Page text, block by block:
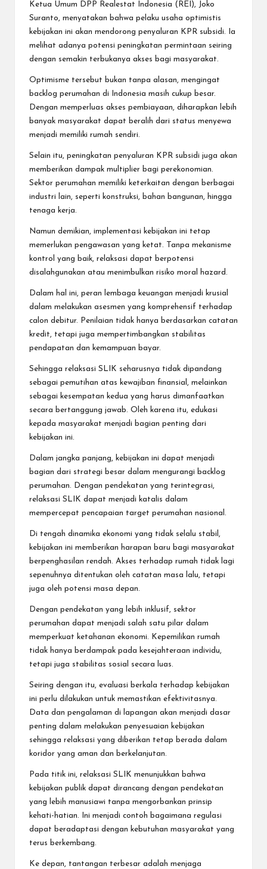
Ketua Umum DPP Realestat Indonesia (REI), Joko
Suranto, menyatakan bahwa pelaku usaha optimistis
kebijakan ini akan mendorong penyaluran KPR subsidi. Ia
melihat adanya potensi peningkatan permintaan seiring
dengan semakin terbukanya akses bagi masyarakat.
Optimisme tersebut bukan tanpa alasan, mengingat
backlog perumahan di Indonesia masih cukup besar.
Dengan memperluas akses pembiayaan, diharapkan lebih
banyak masyarakat dapat beralih dari status menyewa
menjadi memiliki rumah sendiri.
Selain itu, peningkatan penyaluran KPR subsidi juga akan
memberikan dampak multiplier bagi perekonomian.
Sektor perumahan memiliki keterkaitan dengan berbagai
industri lain, seperti konstruksi, bahan bangunan, hingga
tenaga kerja.
Namun demikian, implementasi kebijakan ini tetap
memerlukan pengawasan yang ketat. Tanpa mekanisme
kontrol yang baik, relaksasi dapat berpotensi
disalahgunakan atau menimbulkan risiko moral hazard.
Dalam hal ini, peran lembaga keuangan menjadi krusial
dalam melakukan asesmen yang komprehensif terhadap
calon debitur. Penilaian tidak hanya berdasarkan catatan
kredit, tetapi juga mempertimbangkan stabilitas
pendapatan dan kemampuan bayar.
Sehingga relaksasi SLIK seharusnya tidak dipandang
sebagai pemutihan atas kewajiban finansial, melainkan
sebagai kesempatan kedua yang harus dimanfaatkan
secara bertanggung jawab. Oleh karena itu, edukasi
kepada masyarakat menjadi bagian penting dari
kebijakan ini.
Dalam jangka panjang, kebijakan ini dapat menjadi
bagian dari strategi besar dalam mengurangi backlog
perumahan. Dengan pendekatan yang terintegrasi,
relaksasi SLIK dapat menjadi katalis dalam
mempercepat pencapaian target perumahan nasional.
Di tengah dinamika ekonomi yang tidak selalu stabil,
kebijakan ini memberikan harapan baru bagi masyarakat
berpenghasilan rendah. Akses terhadap rumah tidak lagi
sepenuhnya ditentukan oleh catatan masa lalu, tetapi
juga oleh potensi masa depan.
Dengan pendekatan yang lebih inklusif, sektor
perumahan dapat menjadi salah satu pilar dalam
memperkuat ketahanan ekonomi. Kepemilikan rumah
tidak hanya berdampak pada kesejahteraan individu,
tetapi juga stabilitas sosial secara luas.
Seiring dengan itu, evaluasi berkala terhadap kebijakan
ini perlu dilakukan untuk memastikan efektivitasnya.
Data dan pengalaman di lapangan akan menjadi dasar
penting dalam melakukan penyesuaian kebijakan
sehingga relaksasi yang diberikan tetap berada dalam
koridor yang aman dan berkelanjutan.
Pada titik ini, relaksasi SLIK menunjukkan bahwa
kebijakan publik dapat dirancang dengan pendekatan
yang lebih manusiawi tanpa mengorbankan prinsip
kehati-hatian. Ini menjadi contoh bagaimana regulasi
dapat beradaptasi dengan kebutuhan masyarakat yang
terus berkembang.
Ke depan, tantangan terbesar adalah menjaga